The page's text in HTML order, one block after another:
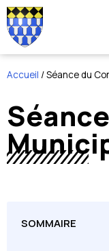
Accueil /Séance du
SOMMAIRE